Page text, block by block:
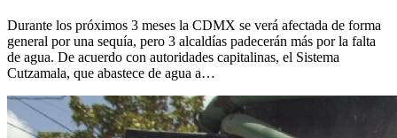
Durante los próximos 3 meses la CDMX se verá afectada de forma
general por una sequía, pero 3 alcaldías padecerán más por la falta
de agua. De acuerdo con autoridades capitalinas, el Sistema
Cutzamala, que abastece de agua a…